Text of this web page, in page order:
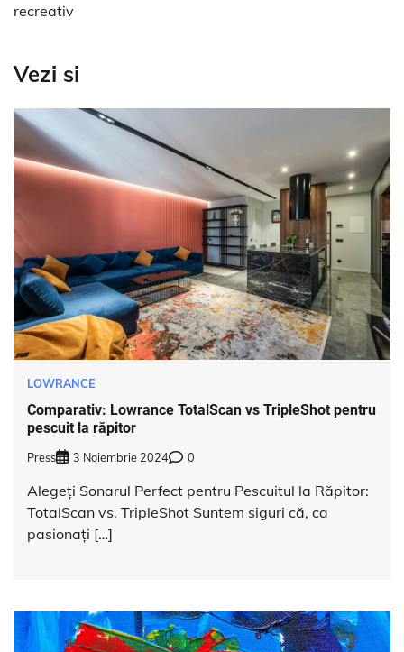
recreativ
Vezi si
LOWRANCE
Comparativ: Lowrance TotalScan vs TripleShot pentru
pescuit la răpitor
Press 3 Noiembrie 2024 0
Alegeți Sonarul Perfect pentru Pescuitul la Răpitor:
TotalScan vs. TripleShot Suntem siguri că, ca
pasionați […]